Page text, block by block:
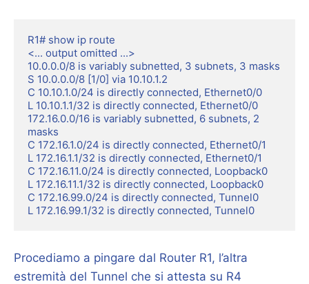
R1# show ip route
<... output omitted ...>
10.0.0.0/8 is variably subnetted, 3 subnets, 3 masks
S 10.0.0.0/8 [1/0] via 10.10.1.2
C 10.10.1.0/24 is directly connected, Ethernet0/0
L 10.10.1.1/32 is directly connected, Ethernet0/0
172.16.0.0/16 is variably subnetted, 6 subnets, 2
masks
C 172.16.1.0/24 is directly connected, Ethernet0/1
L 172.16.1.1/32 is directly connected, Ethernet0/1
C 172.16.11.0/24 is directly connected, Loopback0
L 172.16.11.1/32 is directly connected, Loopback0
C 172.16.99.0/24 is directly connected, Tunnel0
L 172.16.99.1/32 is directly connected, Tunnel0
Procediamo a pingare dal Router R1, l’altra
estremità del Tunnel che si attesta su R4